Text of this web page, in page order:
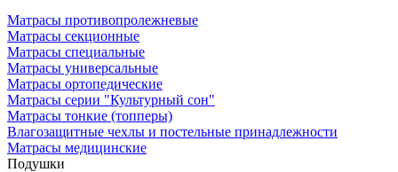
Матрасы противопролежневые
Матрасы секционные
Матрасы специальные
Матрасы универсальные
Матрасы ортопедические
Матрасы серии "Культурный сон"
Матрасы тонкие (топперы)
Влагозащитные чехлы и постельные принадлежности
Матрасы медицинские
Подушки